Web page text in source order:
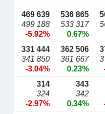
469 639
499 188
-5.92%
536 865
533 317
0.67%
331 444
341 850
-3.04%
362 506
361 667
0.23%
314
324
-2.97%
343
342
0.34%